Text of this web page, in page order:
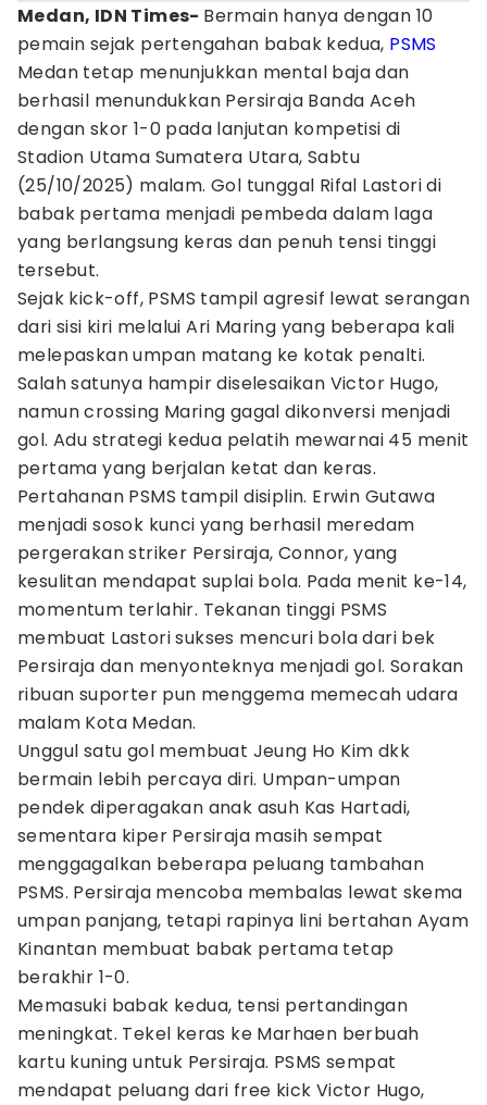
Medan, IDN Times- Bermain hanya dengan 10
pemain sejak pertengahan babak kedua, PSMS
Medan tetap menunjukkan mental baja dan
berhasil menundukkan Persiraja Banda Aceh
dengan skor 1-0 pada lanjutan kompetisi di
Stadion Utama Sumatera Utara, Sabtu
(25/10/2025) malam. Gol tunggal Rifal Lastori di
babak pertama menjadi pembeda dalam laga
yang berlangsung keras dan penuh tensi tinggi
tersebut.
Sejak kick-off, PSMS tampil agresif lewat serangan
dari sisi kiri melalui Ari Maring yang beberapa kali
melepaskan umpan matang ke kotak penalti.
Salah satunya hampir diselesaikan Victor Hugo,
namun crossing Maring gagal dikonversi menjadi
gol. Adu strategi kedua pelatih mewarnai 45 menit
pertama yang berjalan ketat dan keras.
Pertahanan PSMS tampil disiplin. Erwin Gutawa
menjadi sosok kunci yang berhasil meredam
pergerakan striker Persiraja, Connor, yang
kesulitan mendapat suplai bola. Pada menit ke-14,
momentum terlahir. Tekanan tinggi PSMS
membuat Lastori sukses mencuri bola dari bek
Persiraja dan menyonteknya menjadi gol. Sorakan
ribuan suporter pun menggema memecah udara
malam Kota Medan.
Unggul satu gol membuat Jeung Ho Kim dkk
bermain lebih percaya diri. Umpan-umpan
pendek diperagakan anak asuh Kas Hartadi,
sementara kiper Persiraja masih sempat
menggagalkan beberapa peluang tambahan
PSMS. Persiraja mencoba membalas lewat skema
umpan panjang, tetapi rapinya lini bertahan Ayam
Kinantan membuat babak pertama tetap
berakhir 1-0.
Memasuki babak kedua, tensi pertandingan
meningkat. Tekel keras ke Marhaen berbuah
kartu kuning untuk Persiraja. PSMS sempat
mendapat peluang dari free kick Victor Hugo,